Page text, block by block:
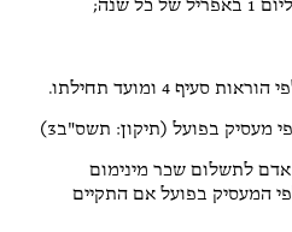
לתשלום שכר מינימום
גם כלפי המעסיק בפועל אם התקיים